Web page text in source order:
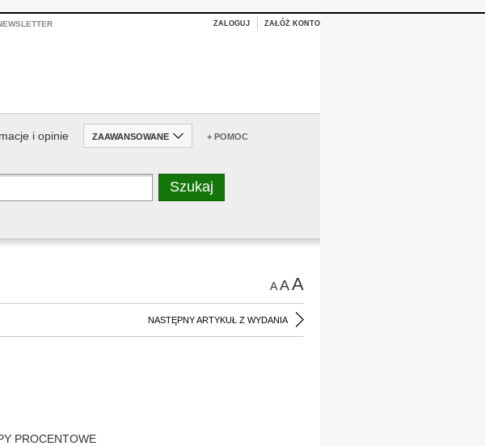
ZALOGUJ ZAŁÓŻ KONTO
i opinie ZAAWANSOWANE + POMOC
AAA
NASTĘPNY ARTYKUŁ Z WYDANIA
PROCENTOWE